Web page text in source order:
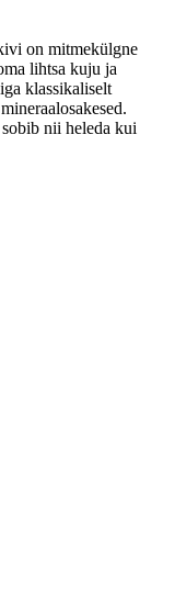
on mitmekülgne
lihtsa kuju ja
klassikaliselt
nii heleda kui